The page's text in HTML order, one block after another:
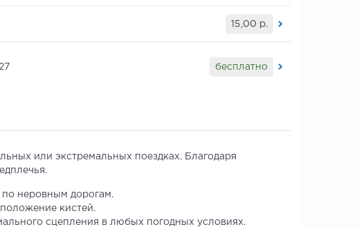
15,00 р.
бесплатно
или экстремальных поездках. Благодаря
по неровным дорогам.
кистей.
сцепления в любых погодных условиях.